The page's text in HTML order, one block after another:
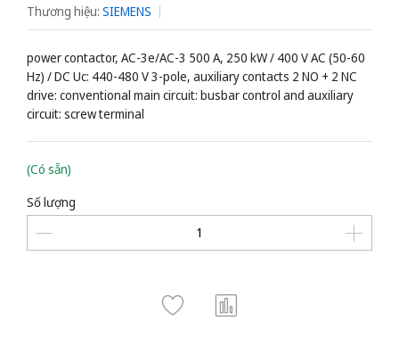
Thương hiệu: SIEMENS
power contactor, AC-3e/AC-3 500 A, 250 kW / 400 V AC (50-60
Hz) / DC Uc: 440-480 V 3-pole, auxiliary contacts 2 NO + 2 NC
drive: conventional main circuit: busbar control and auxiliary
circuit: screw terminal
(Có sẵn)
Số lượng